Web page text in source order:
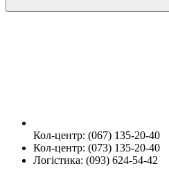
Кол-центр: (067) 135-20-40
Кол-центр: (073) 135-20-40
Логістика: (093) 624-54-42